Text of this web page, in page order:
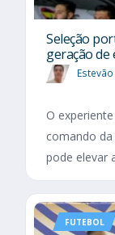
Seleção
geração
O
comando
pode elevar
FUTEBOL